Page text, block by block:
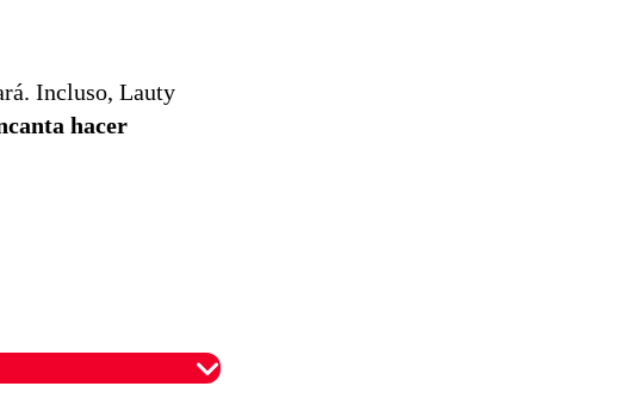
Incluso, Lauty
hacer